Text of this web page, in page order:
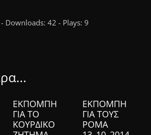
- Downloads: 42 - Plays: 9
ΕΚΠΟΜΠΗ
ΓΙΑ ΤΟ
ΚΟΥΡΔΙΚΟ
ΕΚΠΟΜΠΗ
ΓΙΑ ΤΟΥΣ
ΡΟΜΑ